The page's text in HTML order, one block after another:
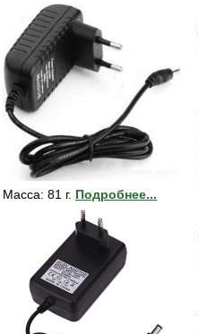
Масса: 81 г. Подробнее...